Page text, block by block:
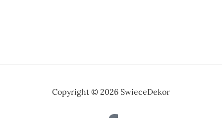
Copyright © 2026 SwieceDekor